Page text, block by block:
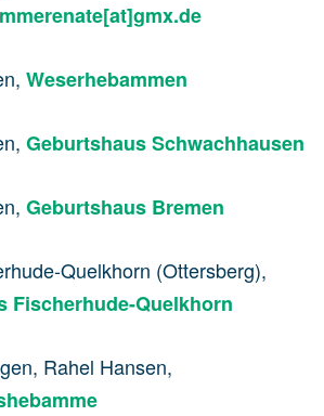
Weserhebammen
Geburtshaus Schwachhausen
Geburtshaus Bremen
Quelkhorn (Ottersberg),
Fischerhude-Quelkhorn
Rahel Hansen,